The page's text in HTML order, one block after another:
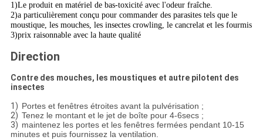
1)Le produit en matériel de bas-toxicité avec l'odeur fraîche.
2)a particulièrement conçu pour commander des parasites tels que le
moustique, les mouches, les insectes crowling, le cancrelat et les fourmis
3)prix raisonnable avec la haute qualité
Direction
Contre des mouches, les moustiques et autre pilotent des
insectes
1) Portes et fenêtres étroites avant la pulvérisation ;
2) Tenez le montant et le jet de boîte pour 4-6secs ;
3) maintenez les portes et les fenêtres fermées pendant 10-15
minutes et puis fournissez la ventilation.